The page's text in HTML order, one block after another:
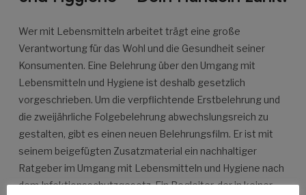
Wer mit Lebensmitteln arbeitet trägt eine große
Verantwortung für das Wohl und die Gesundheit seiner
Konsumenten. Eine Belehrung über den Umgang mit
Lebensmitteln und Hygiene ist deshalb gesetzlich
vorgeschrieben. Um die verpflichtende Erstbelehrung und
die zweijährliche Folgebelehrung abwechslungsreich zu
gestalten, gibt es einen neuen Belehrungsfilm. Er ist mit
seinem beigefügten Zusatzmaterial ein nachhaltiger
Ratgeber im Umgang mit Lebensmitteln und Hygiene nach
dem Infektionsschutzgesetz. Ein Begleiter, der in keiner